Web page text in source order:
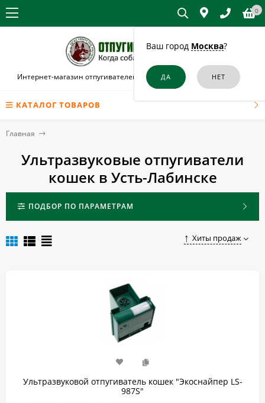
Ваш город Москва?
0
Интернет-магазин отпугивателей собак и кошек в Усть-Лабинске
КАТАЛОГ ТОВАРОВ
Главная
Ультразвуковые отпугиватели
кошек в Усть-Лабинске
ПОДБОР ПО ПАРАМЕТРАМ
Хиты продаж
Ультразвуковой отпугиватель кошек "Экоснайпер LS-
987S"